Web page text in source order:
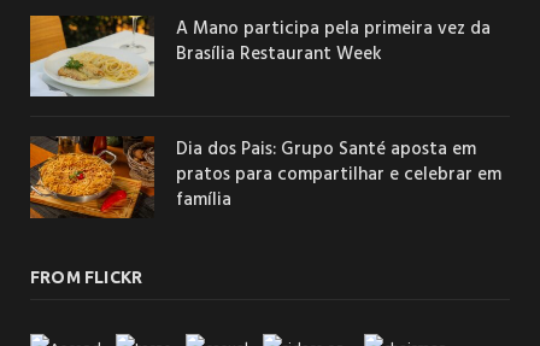
A Mano participa pela primeira vez da
Brasília Restaurant Week
Dia dos Pais: Grupo Santé aposta em
pratos para compartilhar e celebrar em
família
FROM FLICKR